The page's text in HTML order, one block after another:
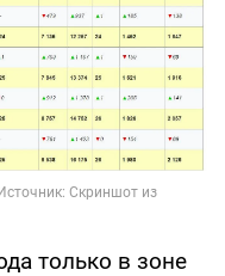
только в зоне